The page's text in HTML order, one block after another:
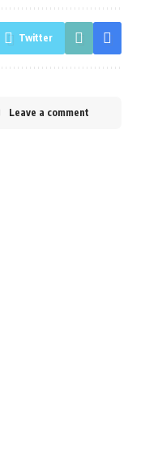
Twitter
Leave a comment